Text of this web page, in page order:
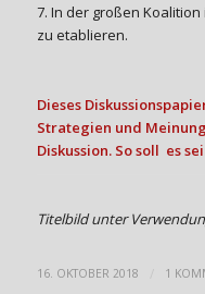
7. In der großen
zu etablieren.
Dieses
Strategien und
Diskussion. So soll es
Titelbild unter
16. OKTOBER 2018 1